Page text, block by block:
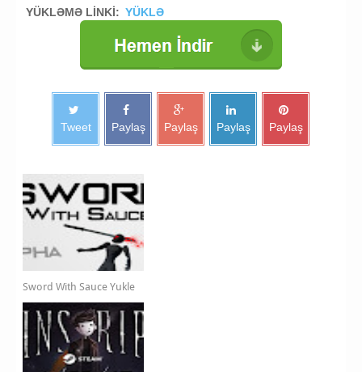
YÜKLƏMƏ LİNKİ: YÜKLƏ
Tweet Paylaş Paylaş Paylaş Paylaş
Sword With Sauce Yukle